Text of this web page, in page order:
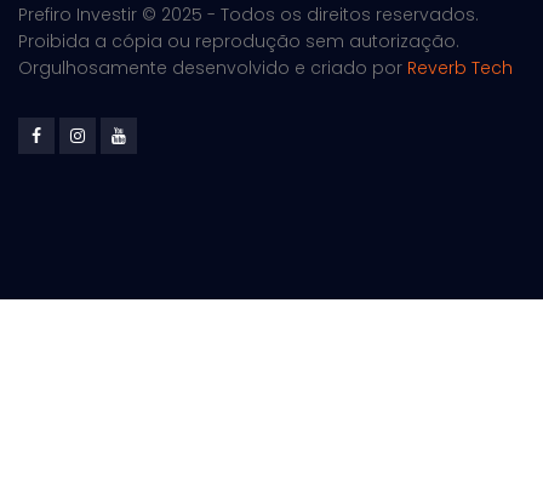
Prefiro Investir © 2025 - Todos os direitos reservados.
Proibida a cópia ou reprodução sem autorização.
Orgulhosamente desenvolvido e criado por Reverb Tech